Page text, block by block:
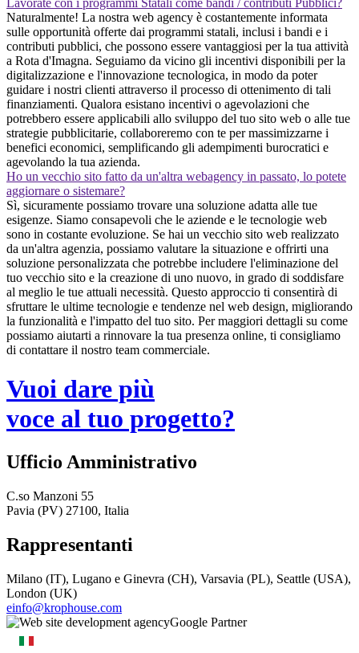
Lavorate con i programmi Statali come bandi / contributi Pubblici?
Naturalmente! La nostra web agency è costantemente informata
sulle opportunità offerte dai programmi statali, inclusi i bandi e i
contributi pubblici, che possono essere vantaggiosi per la tua attività
a Rota d'Imagna. Seguiamo da vicino gli incentivi disponibili per la
digitalizzazione e l'innovazione tecnologica, in modo da poter
guidare i nostri clienti attraverso il processo di ottenimento di tali
finanziamenti. Qualora esistano incentivi o agevolazioni che
potrebbero essere applicabili allo sviluppo del tuo sito web o alle tue
strategie pubblicitarie, collaboreremo con te per massimizzarne i
benefici economici, semplificando gli adempimenti burocratici e
agevolando la tua azienda.
Ho un vecchio sito fatto da un'altra webagency in passato, lo potete
aggiornare o sistemare?
Sì, sicuramente possiamo trovare una soluzione adatta alle tue
esigenze. Siamo consapevoli che le aziende e le tecnologie web
sono in costante evoluzione. Se hai un vecchio sito web realizzato
da un'altra agenzia, possiamo valutare la situazione e offrirti una
soluzione personalizzata che potrebbe includere l'eliminazione del
tuo vecchio sito e la creazione di uno nuovo, in grado di soddisfare
al meglio le tue attuali necessità. Questo approccio ti consentirà di
sfruttare le ultime tecnologie e tendenze nel web design, migliorando
la funzionalità e l'impatto del tuo sito. Per maggiori dettagli su come
possiamo aiutarti a rinnovare la tua presenza online, ti consigliamo
di contattare il nostro team commerciale.
Vuoi dare più
voce al tuo progetto?
Ufficio Amministrativo
C.so Manzoni 55
Pavia (PV) 27100, Italia
Rappresentanti
Milano (IT), Lugano e Ginevra (CH), Varsavia (PL), Seattle (USA),
London (UK)
einfo@krophouse.com